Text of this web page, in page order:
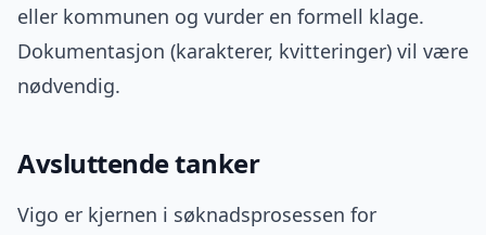
eller kommunen og vurder en formell klage.
Dokumentasjon (karakterer, kvitteringer) vil være
nødvendig.
Avsluttende tanker
Vigo er kjernen i søknadsprosessen for